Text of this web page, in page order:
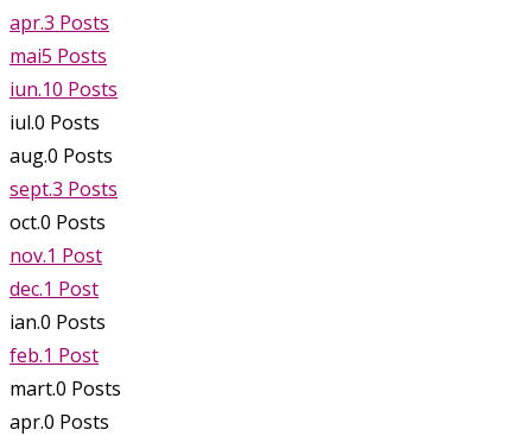
apr.3 Posts
mai5 Posts
iun.10 Posts
iul.0 Posts
aug.0 Posts
sept.3 Posts
oct.0 Posts
nov.1 Post
dec.1 Post
ian.0 Posts
feb.1 Post
mart.0 Posts
apr.0 Posts